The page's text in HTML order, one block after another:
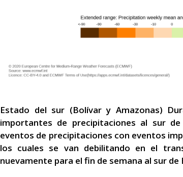
Estado del sur (Bolívar y Amazonas)
importantes de precipitaciones al sur
eventos de precipitaciones con eventos
los cuales se van debilitando en el
nuevamente para el fin de semana al sur de